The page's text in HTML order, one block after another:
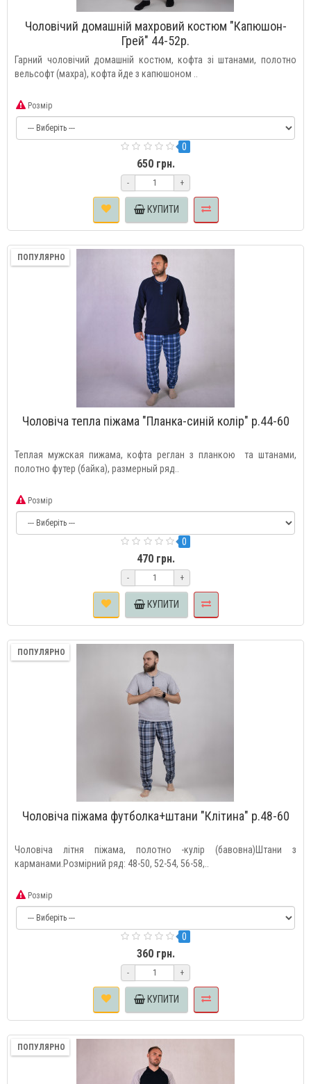
Чоловічий домашній махровий костюм "Капюшон-
Грей" 44-52р.
Гарний чоловічий домашній костюм, кофта зі штанами, полотно
вельсофт (махра), кофта йде з капюшоном ..
Розмір
0
650 грн.
- +
КУПИТИ
ПОПУЛЯРНО
Чоловіча тепла піжама "Планка-синій колір" р.44-60
Теплая мужская пижама, кофта реглан з планкою та штанами,
полотно футер (байка), размерный ряд..
Розмір
0
470 грн.
- +
КУПИТИ
ПОПУЛЯРНО
Чоловіча піжама футболка+штани "Клітина" р.48-60
Чоловіча літня піжама, полотно -кулір (бавовна)Штани з
карманами.Розмірний ряд: 48-50, 52-54, 56-58,..
Розмір
0
360 грн.
- +
КУПИТИ
ПОПУЛЯРНО